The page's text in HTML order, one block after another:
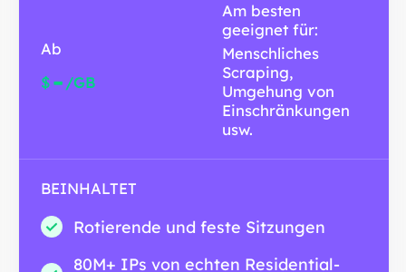
Ab
$- /GB
Am besten
geeignet für:
Menschliches
Scraping,
Umgehung von
Einschränkungen
usw.
BEINHALTET
Rotierende und feste Sitzungen
80M+ IPs von echten Residential-